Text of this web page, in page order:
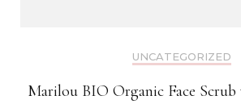
UNCATEGORIZED
Marilou BIO Organic Face